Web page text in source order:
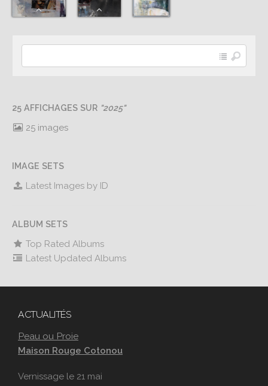
25 AFFICHAGES SUR "2025"
25 images
IMAGE SETS
Latest Images by ID
ALBUM SETS
Top Rated Albums
Latest Updated Albums
ACTUALITÉS
Peau ou Proie
Maison Rouge Cotonou
Vernissage le 21 mai